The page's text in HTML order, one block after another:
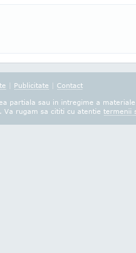
| Publicitate | Contact
partiala sau in intregime a
. Va rugam sa cititi cu atentie termenii